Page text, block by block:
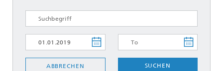
ABBRECHEN SUCHEN